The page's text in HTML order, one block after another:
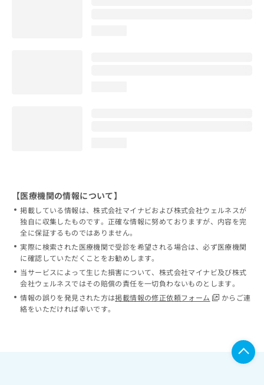
【医療機関の情報について】
掲載している情報は、株式会社マイナビおよび株式会社ウェルネスが
独自に収集したものです。正確な情報に努めておりますが、内容を完
全に保証するものではありません。
実際に検索された医療機関で受診を希望される場合は、必ず医療機関
に確認していただくことをお勧めします。
当サービスによって生じた損害について、株式会社マイナビ及び株式
会社ウェルネスではその賠償の責任を一切負わないものとします。
情報の誤りを発見された方は掲載情報の修正依頼フォーム
からご連
絡をいただければ幸いです。